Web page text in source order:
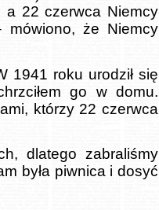
a 22 czerwca Niemcy
mówiono, że Niemcy
1941 roku urodził się
go w domu.
którzy 22 czerwca
dlatego zabraliśmy
była piwnica i dosyć